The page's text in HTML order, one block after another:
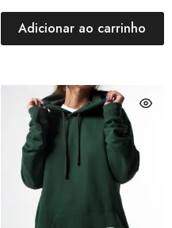
Adicionar ao carrinho